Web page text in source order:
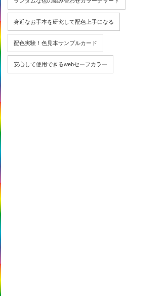
身近なお手本を研究して配色上手になる
配色実験！色見本サンプルカード
安心して使用できるwebセーフカラー